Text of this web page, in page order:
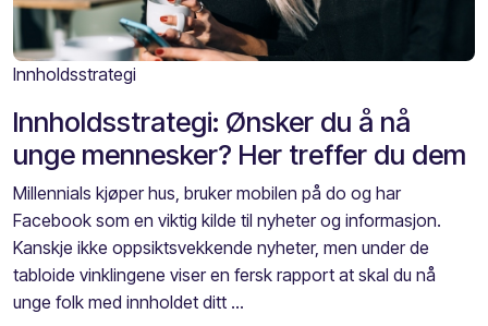
Innholdsstrategi
Innholdsstrategi: Ønsker du å nå
unge mennesker? Her treffer du dem
Millennials kjøper hus, bruker mobilen på do og har
Facebook som en viktig kilde til nyheter og informasjon.
Kanskje ikke oppsiktsvekkende nyheter, men under de
tabloide vinklingene viser en fersk rapport at skal du nå
unge folk med innholdet ditt ...